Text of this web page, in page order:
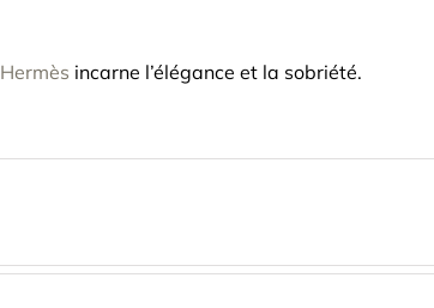
Hermès incarne l’élégance et la sobriété.